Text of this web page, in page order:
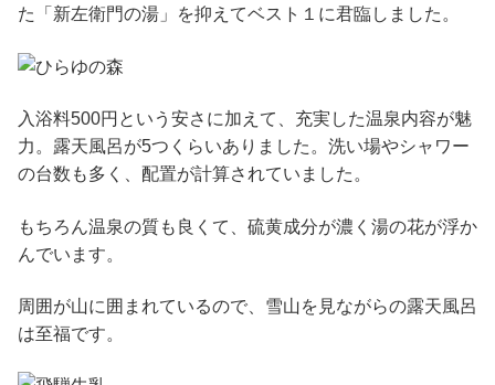
た「新左衛門の湯」を抑えてベスト１に君臨しました。
入浴料500円という安さに加えて、充実した温泉内容が魅
力。露天風呂が5つくらいありました。洗い場やシャワー
の台数も多く、配置が計算されていました。
もちろん温泉の質も良くて、硫黄成分が濃く湯の花が浮か
んでいます。
周囲が山に囲まれているので、雪山を見ながらの露天風呂
は至福です。